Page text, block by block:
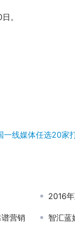
。
一线媒体任选20家
2016
营销 智汇蓝